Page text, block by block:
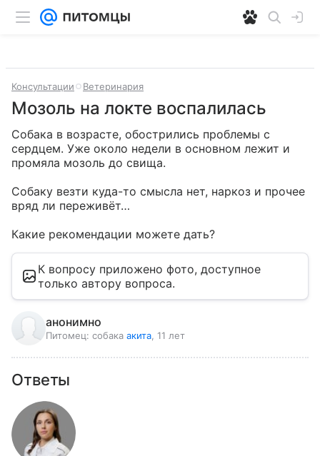
Консультации Ветеринария
Мозоль на локте воспалилась
Собака в возрасте, обострились проблемы с
сердцем. Уже около недели в основном лежит и
промяла мозоль до свища.
Собаку везти куда-то смысла нет, наркоз и прочее
вряд ли переживёт…
Какие рекомендации можете дать?
К вопросу приложено фото, доступное
только автору вопроса.
анонимно
Питомец: собака акита , 11 лет
Ответы